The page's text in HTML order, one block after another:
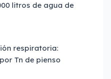
litros de agua de
respiratoria:
Tn de pienso